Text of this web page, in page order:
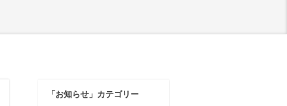
「お知らせ」カテゴリー